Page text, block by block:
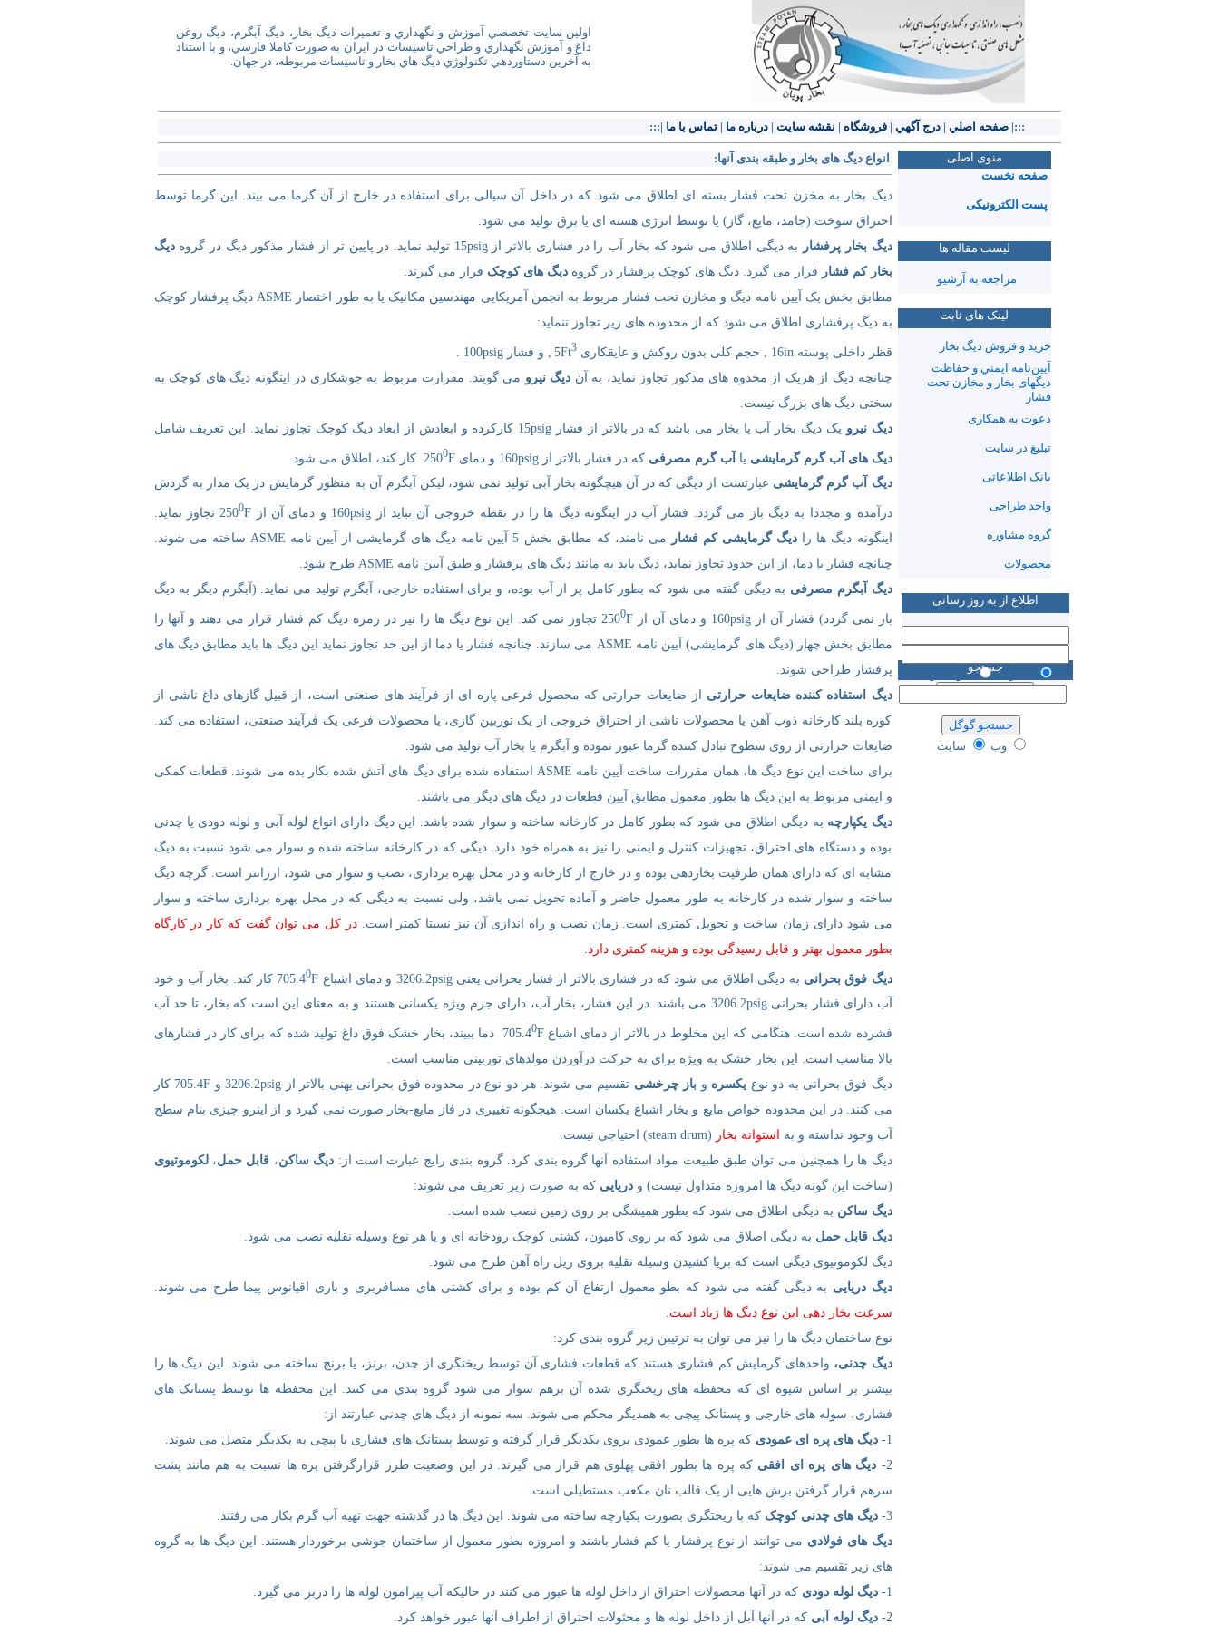
اولين سايت تخصصي آموزش و نگهداري و تعميرات ديگ بخار، ديگ آبگرم، ديگ روغن
داغ و آموزش نگهداري و طراحي تاسيسات در ايران به صورت کاملا فارسي، و با استناد
به آخرين دستاوردهي تکنولوژي ديگ هاي بخار و تاسيسات مربوطه، در جهان.
:::| صفحه اصلي | درج آگهي | فروشگاه | نقشه سایت | درباره ما | تماس با ما |:::
انواع دیگ های بخار و طبقه بندی آنها:
دیگ بخار به مخزن تحت فشار بسته ای اطلاق می شود که در داخل آن سیالی برای استفاده در خارج از آن گرما می بیند. این گرما توسط
احتراق سوخت (جامد، مایع، گاز) یا توسط انرژی هسته ای یا برق تولید می شود.
دیگ بخار پرفشار
به دیگی اطلاق می شود که بخار آب را در فشاری بالاتر از 15psig تولید نماید. در پایین تر از فشار مذکور دیگ در گروه
دیگ
بخار کم فشار قرار می گیرد. دیگ های کوچک پرفشار در گروهدیگ های کوچک قرار می گیرند.
مطابق بخش یک آیین نامه دیگ و مخازن تحت فشار مربوط به انجمن آمریکایی مهندسین مکانیک یا به طور اختصار ASME دیگ پرفشار کوچک
به دیگ پرفشاری اطلاق می شود که از محدوده های زیر تجاوز ننماید:
قظر داخلی پوسته 16in , حجم کلی بدون روکش و عایقکاری 5Ft 3
, و فشار 100psig .
چنانچه دیگ از هریک از محدوه های مذکور تجاوز نماید، به آن دیگ نیرو می گویند. مقرارت مربوط به جوشکاری در اینگونه دیگ های کوچک به
سختی دیگ های بزرگ نیست.
دیگ نیرو یک دیگ بخار آب یا بخار می باشد که در بالاتر از فشار 15psig کارکرده و ابعادش از ابعاد دیگ کوچک تجاوز نماید. این تعریف شامل
دیگ های آب گرم گرمایشی یا آب گرم مصرفی که در فشار بالاتر از 160psig و دمای 250 0F کار کند، اطلاق می شود.
دیگ آب گرم گرمایشی عبارتست از دیگی که در آن هیچگونه بخار آبی تولید نمی شود، لیکن آبگرم آن به منظور گرمایش در یک مدار به گردش
درآمده و مجددا به دیگ باز می گردد. فشار آب در اینگونه دیگ ها را در نقطه خروجی آن نباید از 160psig و دمای آن از 250 0
F تجاوز نماید.
اینگونه دیگ ها را دیگ گرمایشی کم فشار
می نامند، که مطابق بخش 5 آیین نامه دیگ های گرمایشی از آیین نامه ASME ساخته می شوند.
چنانچه فشار یا دما، از این حدود تجاوز نماید، دیگ باید به مانند دیگ های پرفشار و طبق آیین نامه ASME طرح شود.
دیگ آبگرم مصرفی به دیگی گفته می شود که بطور کامل پر از آب بوده، و برای استفاده خارجی، آبگرم تولید می نماید. (آبگرم دیگر به دیگ
باز نمی گردد) فشار آن از 160psig و دمای آن از 250 0
F تجاوز نمی کند. این نوع دیگ ها را نیز در زمره دیگ کم فشار قرار می دهند و آنها را
مطابق بخش چهار (دیگ های گرمایشی) آیین نامه ASME می سازند. چنانچه فشار یا دما از این حد تجاوز نماید این دیگ ها باید مطابق دیگ های
پرفشار طراحی شوند.
دیگ استفاده کننده ضایعات حرارتی از ضایعات حرارتی که محصول فرعی پاره ای از فرآیند های صنعتی است، از قبیل گازهای داغ ناشی از
کوره بلند کارخانه ذوب آهن یا محصولات ناشی از احتراق خروجی از یک توربین گازی، یا محصولات فرعی یک فرآیند صنعتی، استفاده می کند.
ضایعات حرارتی از روی سطوح تبادل کننده گرما عبور نموده و آبگرم یا بخار آب تولید می شود.
برای ساخت این نوع دیگ ها، همان مقررات ساخت آیین نامه ASME استفاده شده برای دیگ های آتش شده بکار بده می شوند. قطعات کمکی
و ایمنی مربوط به این دیگ ها بطور معمول مطابق آیین قطعات در دیگ های دیگر می باشند.
دیگ یکپارچه به دیگی اطلاق می شود که بطور کامل در کارخانه ساخته و سوار شده باشد. این دیگ دارای انواع لوله آبی و لوله دودی یا چدنی
بوده و دستگاه های احتراق، تجهیزات کنترل و ایمنی را نیز به همراه خود دارد. دیگی که در کارخانه ساخته شده و سوار می شود نسبت به دیگ
مشابه ای که دارای همان ظرفیت بخاردهی بوده و در خارج از کارخانه و در محل بهره برداری، نصب و سوار می شود، ارزانتر است. گرچه دیگ
ساخته و سوار شده در کارخانه به طور معمول حاضر و آماده تحویل نمی باشد، ولی نسبت به دیگی که در محل بهره برداری ساخته و سوار
می شود دارای زمان ساخت و تحویل کمتری است. زمان نصب و راه اندازی آن نیز نسبتا کمتر است.در کل می توان گفت که کار در کارگاه
بطور معمول بهتر و قابل رسیدگی بوده و هزینه کمتری دارد.
دیگ فوق بحرانی به دیگی اطلاق می شود که در فشاری بالاتر از فشار بحرانی یعنی 3206.2psig و دمای اشباع 705.4 0
F کار کند. بخار آب و خود
آب دارای فشار بحرانی 3206.2psig می باشند. در این فشار، بخار آب، دارای جرم ویژه یکسانی هستند و به معنای این است که بخار، تا حد آب
فشرده شده است. هنگامی که این مخلوط در بالاتر از دمای اشباع 705.4 0
F دما ببیند، بخار خشک فوق داغ تولید شده که برای کار در فشارهای
بالا مناسب است. این بخار خشک به ویژه برای به حرکت درآوردن مولدهای توربینی مناسب است.
دیگ فوق بحرانی به دو نوع یکسره و باز چرخشی
تقسیم می شوند. هر دو نوع در محدوده فوق بحرانی یهنی بالاتر از 3206.2psig و 705.4F کار
می کنند. در این محدوده خواص مایع و بخار اشباع یکسان است. هیچگونه تغییری در فاز مایع-بخار صورت نمی گیرد و از اینرو چیزی بنام سطح
آب وجود نداشته و به
استوانه بخار (steam drum) احتیاجی نیست.
دیگ ها را همچنین می توان طبق طبیعت مواد استفاده آنها گروه بندی کرد. گروه بندی رایج عبارت است از: دیگ ساکن، قابل حمل،لکوموتیوی
(ساخت این گونه دیگ ها امروزه متداول نیست) ودریایی که به صورت زیر تعریف می شوند:
دیگ ساکن به دیگی اطلاق می شود که بطور همیشگی بر روی زمین نصب شده است.
دیگ قابل حمل به دیگی اصلاق می شود که بر روی کامیون، کشتی کوچک رودخانه ای و یا هر نوع وسیله نقلیه نصب می شود.
دیگ لکوموتیوی دیگی است که بریا کشیدن وسیله نقلیه بروی ریل راه آهن طرح می شود.
دیگ دریایی به دیگی گفته می شود که بطو معمول ارتفاع آن کم بوده و برای کشتی های مسافربری و باری اقیانوس پیما طرح می شوند.
سرعت بخار دهی این نوع دیگ ها زیاد است.
نوع ساختمان دیگ ها را نیز می توان به ترتیبن زیر گروه بندی کرد:
دیگ چدنی، واحدهای گرمایش کم فشاری هستند که قطعات فشاری آن توسط ریختگری از چدن، برنز، یا برنج ساخته می شوند. این دیگ ها را
بیشتر بر اساس شیوه ای که محفظه های ریختگری شده آن برهم سوار می شود گروه بندی می کنند. این محفظه ها توسط پستانک های
فشاری، سوله های خارجی و پستانک پیچی به همدیگر محکم می شوند. سه نمونه از دیگ های چدنی عبارتند از:
1- دیگ های پره ای عمودی که پره ها بطور عمودی بروی یکدیگر قرار گرفته و توسط پستانک های فشاری یا پیچی به یکدیگر متصل می شوند.
2-
دیگ های پره ای افقی که پره ها بطور افقی پهلوی هم قرار می گیرند. در این وضعیت طرز قرارگرفتن پره ها نسبت به هم مانند پشت
سرهم قرار گرفتن برش هایی از یک قالب نان مکعب مستطیلی است.
3- دیگ های چدنی کوچک که با ریختگری بصورت یکپارچه ساخته می شوند. این دیگ ها در گذشته جهت تهیه آب گرم بکار می رفتند.
دیگ های فولادی می توانند از نوع پرفشار یا کم فشار باشند و امروزه بطور معمول از ساختمان جوشی برخوردار هستند. این دیگ ها به گروه
های زیر تقسیم می شوند:
1- دیگ لوله دودی که در آنها محصولات احتراق از داخل لوله ها عبور می کنند در حالیکه آب پیرامون لوله ها را دربر می گیرد.
2- دیگ لوله آبی که در آنها آبل از داخل لوله ها و محثولات احتراق از اطراف آنها عبور خواهد کرد.
منوی اصلی
صفحه نخست
پست الکترونیکی
لیست مقاله ها
مراجعه به آرشیو
لینک های ثابت
خرید و فروش ديگ بخار
آيين‌نامه‌ ايمني و حفاظت
دیگهای بخار و مخازن تحت
فشار
دعوت به همکاری
تبلیغ در سایت
بانک اطلاعاتی
واحد طراحی
گروه مشاوره
محصولات
اطلاع از به روز رسانی
عضويت لغو عضويت
جستجو
وب سایت